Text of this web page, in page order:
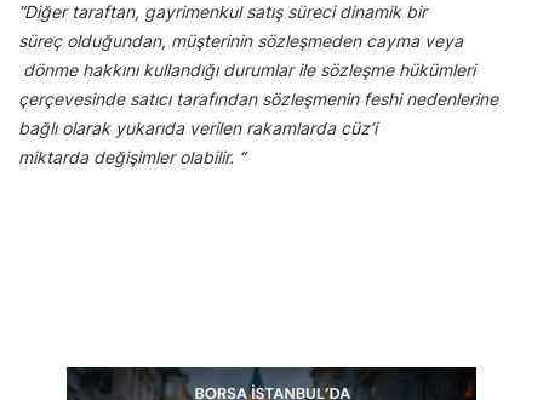
“Diğer taraftan, gayrimenkul satış süreci dinamik bir
süreç olduğundan, müşterinin sözleşmeden cayma veya
dönme hakkını kullandığı durumlar ile sözleşme hükümleri
çerçevesinde satıcı tarafından sözleşmenin feshi nedenlerine
bağlı olarak yukarıda verilen rakamlarda cüz’i
miktarda değişimler olabilir. “